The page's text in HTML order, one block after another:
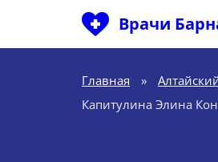
Врачи
Главная »
Капитулина Элина